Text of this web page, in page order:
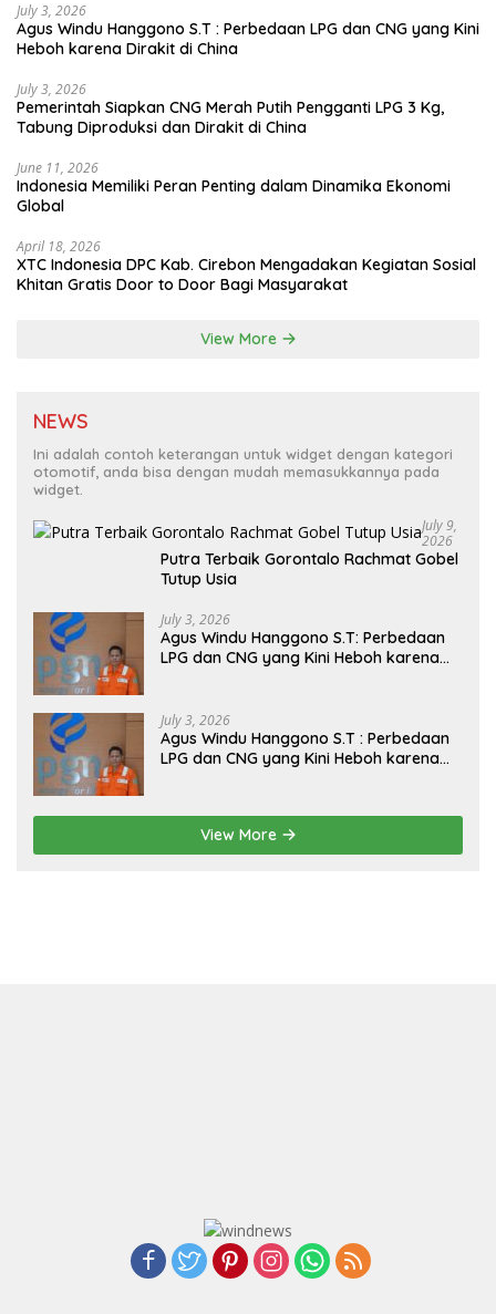
July 3, 2026
Agus Windu Hanggono S.T : Perbedaan LPG dan CNG yang Kini
Heboh karena Dirakit di China
July 3, 2026
Pemerintah Siapkan CNG Merah Putih Pengganti LPG 3 Kg,
Tabung Diproduksi dan Dirakit di China
June 11, 2026
Indonesia Memiliki Peran Penting dalam Dinamika Ekonomi
Global
April 18, 2026
XTC Indonesia DPC Kab. Cirebon Mengadakan Kegiatan Sosial
Khitan Gratis Door to Door Bagi Masyarakat
View More
NEWS
Ini adalah contoh keterangan untuk widget dengan kategori
otomotif, anda bisa dengan mudah memasukkannya pada
widget.
July 9,
2026
Putra Terbaik Gorontalo Rachmat Gobel
Tutup Usia
July 3, 2026
Agus Windu Hanggono S.T: Perbedaan
LPG dan CNG yang Kini Heboh karena
July 3, 2026
Agus Windu Hanggono S.T : Perbedaan
LPG dan CNG yang Kini Heboh karena
View More